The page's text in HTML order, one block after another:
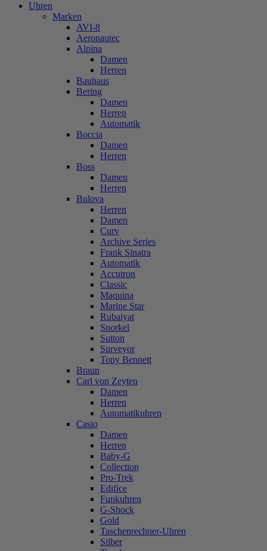
Uhren
Marken
AVI-8
Aeronautec
Alpina
Damen
Herren
Bauhaus
Bering
Damen
Herren
Automatik
Boccia
Damen
Herren
Boss
Damen
Herren
Bulova
Herren
Damen
Curv
Archive Series
Frank Sinatra
Automatik
Accutron
Classic
Maquina
Marine Star
Rubaiyat
Snorkel
Sutton
Surveyor
Tony Bennett
Braun
Carl von Zeyten
Damen
Herren
Automatikuhren
Casio
Damen
Herren
Baby-G
Collection
Pro-Trek
Edifice
Funkuhren
G-Shock
Gold
Taschenrechner-Uhren
Silber